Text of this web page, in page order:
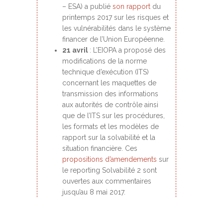
– ESA) a publié son rapport du
printemps 2017 sur les risques et
les vulnérabilités dans le système
financer de l’Union Européenne.
21 avril : L’EIOPA a proposé des
modifications de la norme
technique d’exécution (ITS)
concernant les maquettes de
transmission des informations
aux autorités de contrôle ainsi
que de l’ITS sur les procédures,
les formats et les modèles de
rapport sur la solvabilité et la
situation financière. Ces
propositions d’amendements sur
le reporting Solvabilité 2 sont
ouvertes aux commentaires
jusqu’au 8 mai 2017.